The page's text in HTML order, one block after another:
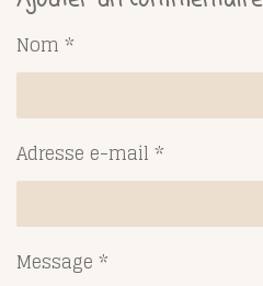
a
e
r
a
r
a
r
a
r
Nom *
Adresse e-mail *
Message *